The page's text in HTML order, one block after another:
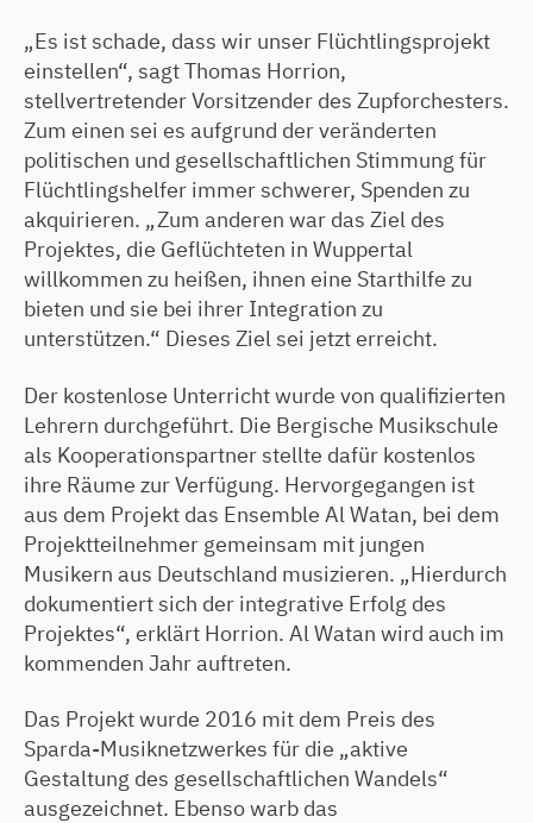
„Es ist schade, dass wir unser Flüchtlingsprojekt
einstellen“, sagt Thomas Horrion,
stellvertretender Vorsitzender des Zupforchesters.
Zum einen sei es aufgrund der veränderten
politischen und gesellschaftlichen Stimmung für
Flüchtlingshelfer immer schwerer, Spenden zu
akquirieren. „Zum anderen war das Ziel des
Projektes, die Geflüchteten in Wuppertal
willkommen zu heißen, ihnen eine Starthilfe zu
bieten und sie bei ihrer Integration zu
unterstützen.“ Dieses Ziel sei jetzt erreicht.
Der kostenlose Unterricht wurde von qualifizierten
Lehrern durchgeführt. Die Bergische Musikschule
als Kooperationspartner stellte dafür kostenlos
ihre Räume zur Verfügung. Hervorgegangen ist
aus dem Projekt das Ensemble Al Watan, bei dem
Projektteilnehmer gemeinsam mit jungen
Musikern aus Deutschland musizieren. „Hierdurch
dokumentiert sich der integrative Erfolg des
Projektes“, erklärt Horrion. Al Watan wird auch im
kommenden Jahr auftreten.
Das Projekt wurde 2016 mit dem Preis des
Sparda-Musiknetzwerkes für die „aktive
Gestaltung des gesellschaftlichen Wandels“
ausgezeichnet. Ebenso warb das